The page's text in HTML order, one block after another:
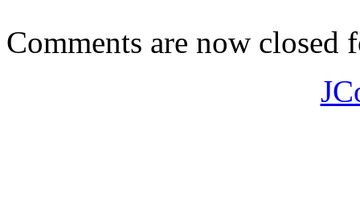
Comments are now closed